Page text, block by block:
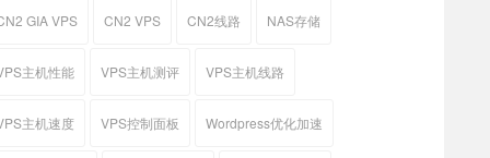
GIA VPS CN2 VPS CN2线路 NAS存储
主机性能 VPS主机测评 VPS主机线路
主机速度 VPS控制面板 Wordpress优化加速